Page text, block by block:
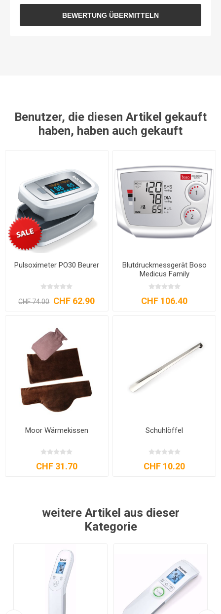
BEWERTUNG ÜBERMITTELN
Benutzer, die diesen Artikel gekauft
haben, haben auch gekauft
Pulsoximeter PO30 Beurer
CHF 74.00 CHF 62.90
Blutdruckmessgerät Boso
Medicus Family
CHF 106.40
Moor Wärmekissen
CHF 31.70
Schuhlöffel
CHF 10.20
weitere Artikel aus dieser
Kategorie